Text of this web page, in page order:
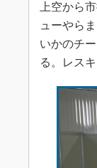
上空から
ューやら
いかのチ
る。レス